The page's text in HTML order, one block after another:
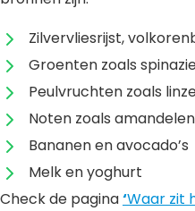
Zilvervliesrijst,
Groenten zoals
Peulvruchten zoals
Noten zoals
Bananen en avocado’s
Melk en yoghurt
Check de pagina‘Waar zit